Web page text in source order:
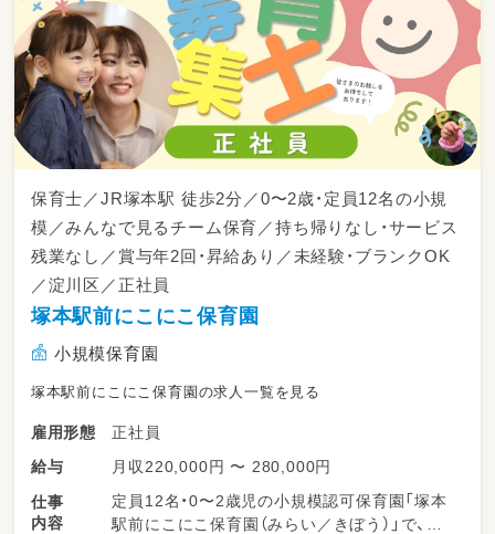
保育士／JR塚本駅 徒歩2分／0〜2歳・定員12名の小規
模／みんなで見るチーム保育／持ち帰りなし・サービス
残業なし／賞与年2回・昇給あり／未経験・ブランクOK
／淀川区／正社員
塚本駅前にこにこ保育園
小規模保育園
塚本駅前にこにこ保育園の求人一覧を見る
雇用形態
正社員
給与
月収220,000円 〜 280,000円
仕事
内容
定員12名・0〜2歳児の小規模認可保育園「塚本
駅前にこにこ保育園（みらい／きぼう）」で、担